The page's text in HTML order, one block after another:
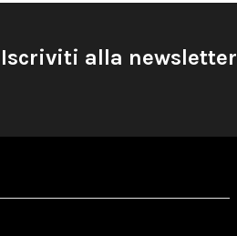
Iscriviti alla newsletter